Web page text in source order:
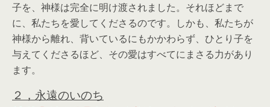
子を、神様は完全に明け渡されました。それほどまで
に、私たちを愛してくださるのです。しかも、私たちが
神様から離れ、背いているにもかかわらず、ひとり子を
与えてくださるほど、その愛はすべてにまさる力があり
ます。
２，永遠のいのち